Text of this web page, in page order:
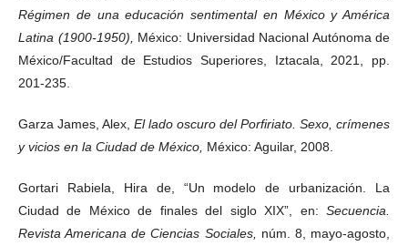
Régimen de una educación sentimental en México y América
Latina (1900-1950), México: Universidad Nacional Autónoma de
México/Facultad de Estudios Superiores, Iztacala, 2021, pp.
201-235.
Garza James, Alex, El lado oscuro del Porfiriato. Sexo, crímenes
y vicios en la Ciudad de México, México: Aguilar, 2008.
Gortari Rabiela, Hira de, “Un modelo de urbanización. La
Ciudad de México de finales del siglo XIX”, en: Secuencia.
Revista Americana de Ciencias Sociales, núm. 8, mayo-agosto,